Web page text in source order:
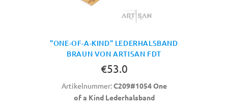
"ONE-OF-A-KIND" LEDERHALSBAND
BRAUN VON ARTISAN FDT
€53.0
Artikelnummer:C209#1054 One
of a Kind Lederhalsband